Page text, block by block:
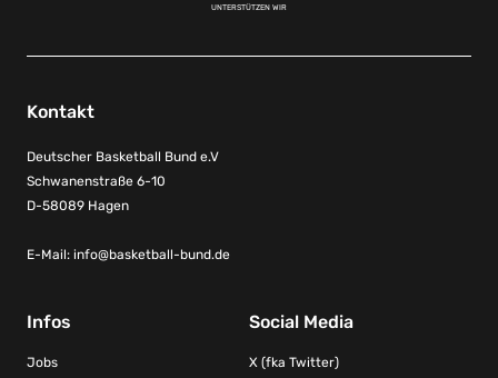
UNTERSTÜTZEN WIR
Kontakt
Deutscher Basketball Bund e.V
Schwanenstraße 6-10
D-58089 Hagen
E-Mail: info@basketball-bund.de
Infos
Jobs
Social Media
X (fka Twitter)